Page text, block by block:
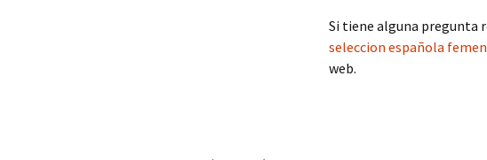
Si tiene alguna pregunta
seleccion española
web.